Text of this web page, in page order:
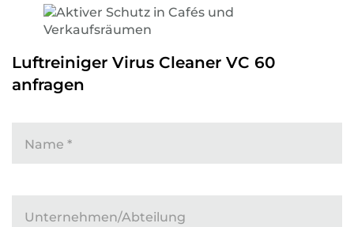
Luftreiniger Virus Cleaner VC 60
anfragen
Name *
Unternehmen/Abteilung